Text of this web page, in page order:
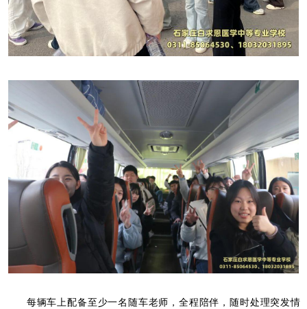
每辆车上配备至少一名随车老师，全程陪伴，随时处理突发情